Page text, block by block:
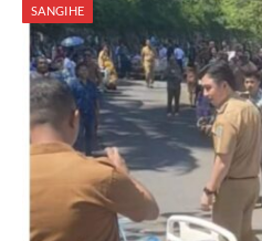
SANGIHE